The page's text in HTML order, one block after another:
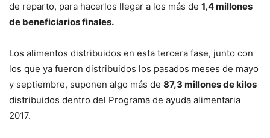
de reparto, para hacerlos llegar a los más de 1,4 millones
de beneficiarios finales.
Los alimentos distribuidos en esta tercera fase, junto con
los que ya fueron distribuidos los pasados meses de mayo
y septiembre, suponen algo más de 87,3 millones de kilos
distribuidos dentro del Programa de ayuda alimentaria
2017.